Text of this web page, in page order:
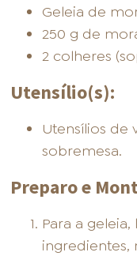
Geleia de
250 g de
2 colheres
Utensílio(s):
Utensílios de
sobremesa.
Preparo e
Para a
ingredientes,